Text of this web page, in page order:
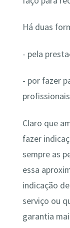
Há duas
- pela
- por fazer
Claro que
fazer
sempre as
essa
indicação
serviço ou
garantia